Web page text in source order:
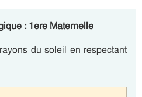
: 1ere Maternelle
du soleil en respectant